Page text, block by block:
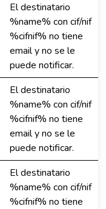
El destinatario
%name% con cif/nif
%cifnif% no tiene
email y no se le
puede notificar.
El destinatario
%name% con cif/nif
%cifnif% no tiene
email y no se le
puede notificar.
El destinatario
%name% con cif/nif
%cifnif% no tiene